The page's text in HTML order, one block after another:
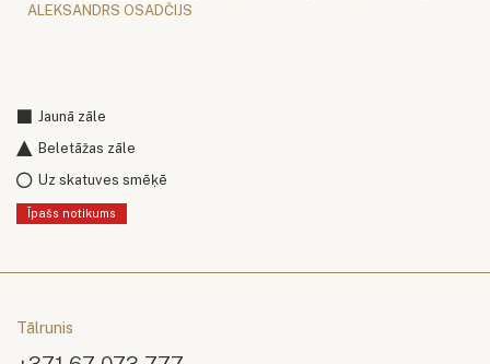
ALEKSANDRS OSADČIJS
Jaunā zāle
Beletāžas zāle
Uz skatuves smēķē
Īpašs notikums
Tālrunis